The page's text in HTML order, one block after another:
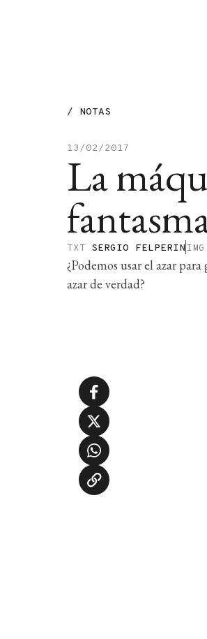
/ NOTAS
13/02/2017
La
TXT SERGIO FELPERINIMG
¿Podemos usar el azar
azar de verdad?